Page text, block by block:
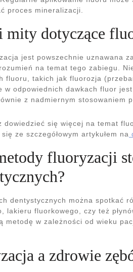
proces mineralizacji.
mity dotyczące
jest powszechnie uznawana
na temat tego zabiegu.
fluoru, takich jak fluorozja
w odpowiednich dawkach fluor
z nadmiernym stosowaniem
dowiedzieć się więcej na temat
ze szczegółowym artykułem na
fluoryzacji
dentystycznych można spotkać
lakieru fluorkowego, czy też
metodę w zależności od wieku
a zdrowie